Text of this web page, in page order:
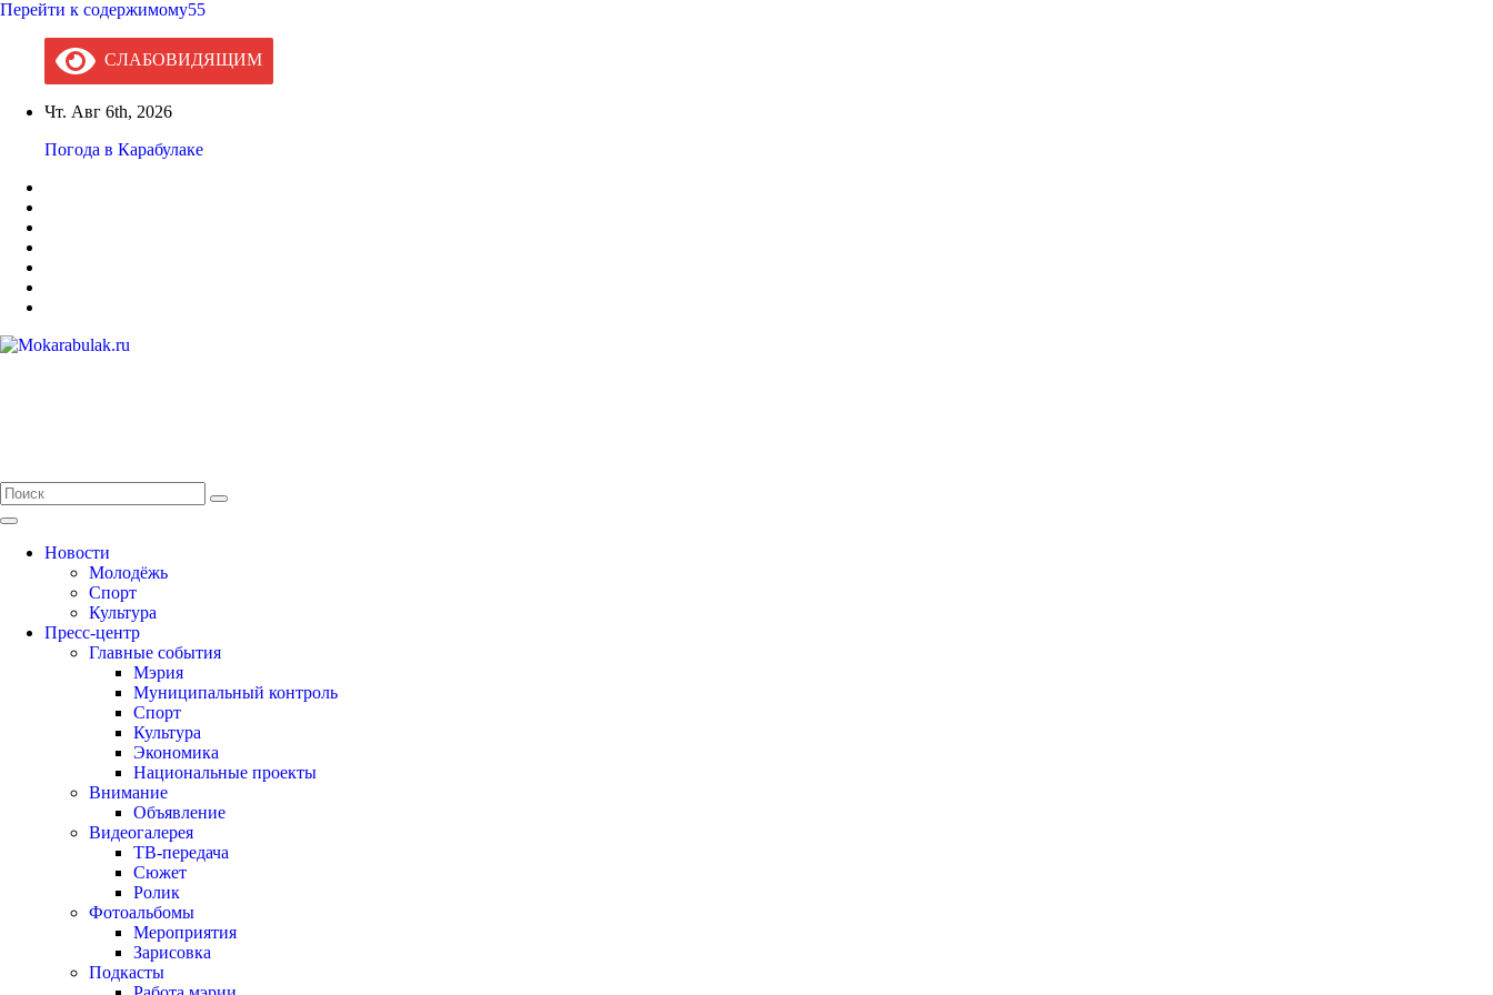
Перейти к содержимому55
СЛАБОВИДЯЩИМ
Чт. Авг 6th, 2026
Погода в Карабулаке
Новости
Молодёжь
Спорт
Культура
Пресс-центр
Главные события
Мэрия
Муниципальный контроль
Спорт
Культура
Экономика
Национальные проекты
Внимание
Объявление
Видеогалерея
ТВ-передача
Сюжет
Ролик
Фотоальбомы
Мероприятия
Зарисовка
Подкасты